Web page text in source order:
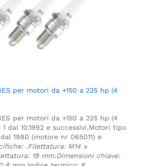
per motori da +150 a 225 hp (4
per motori da +150 a 225 hp (4
dal 10.1992 e successivi.Motori tipo
1980 (motore nr 065011) e
.Filettatura: M14 x
19 mm.Dimensioni chiave: